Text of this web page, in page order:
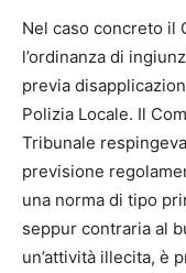
Nel caso concreto il
l’ordinanza di
previa
Polizia Locale. Il
Tribunale
previsione
una norma di tipo
seppur contraria al
un’attività illecita, è